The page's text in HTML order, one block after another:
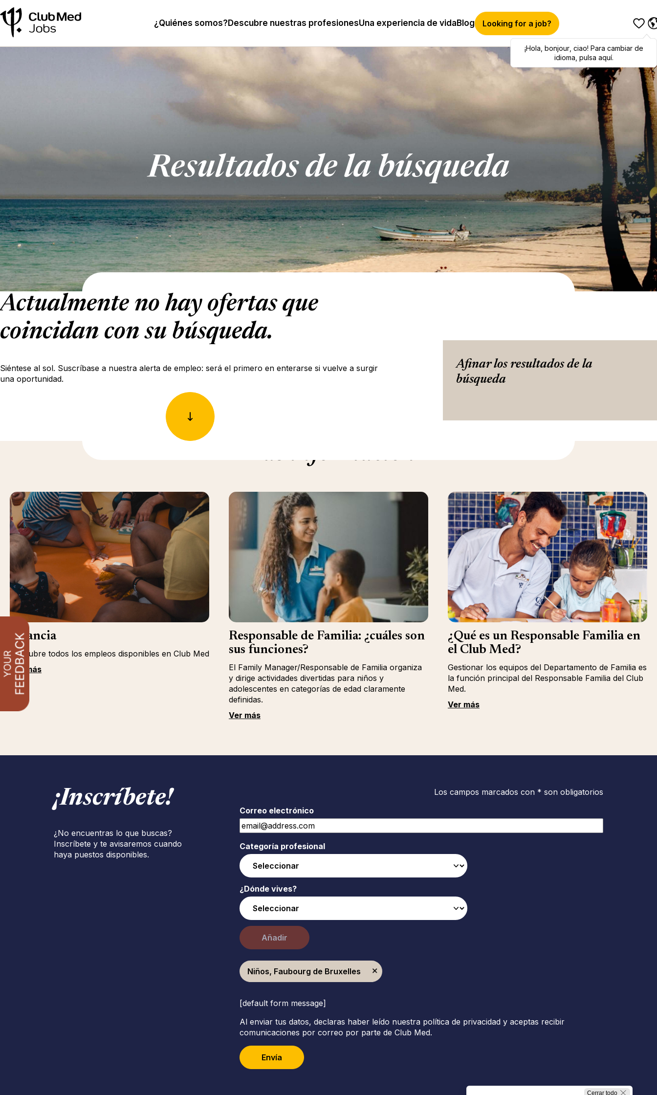
¿Quiénes somos? Descubre nuestras profesionesUna experiencia de vida Blog Looking for a job?
Hola,bonjour,ciao! To switch
languages, click here!
¡Hola bonjour, ciao! Para cambiar de
idioma, pulsa aquí.
Resultados de la búsqueda
Actualmente no hay ofertas que
coincidan con su búsqueda.
Siéntese al sol. Suscríbase a nuestra alerta de empleo: será el primero en enterarse si vuelve a surgir
una oportunidad.
Afinar los resultados de la
búsqueda
Más información
Infancia
Descubre todos los empleos disponibles en Club Med
Ver más
Responsable de Familia: ¿cuáles son
sus funciones?
El Family Manager/Responsable de Familia organiza
y dirige actividades divertidas para niños y
adolescentes en categorías de edad claramente
definidas.
Ver más
¿Qué es un Responsable Familia en
el Club Med?
Gestionar los equipos del Departamento de Familia es
la función principal del Responsable Familia del Club
Med.
Ver más
¡Inscríbete!
¿No encuentras lo que buscas?
Inscríbete y te avisaremos cuando
haya puestos disponibles.
Los campos marcados con * son obligatorios
Correo electrónico
Categoría profesional
¿Dónde vives?
Añadir
Niños, Faubourg de Bruxelles
[default form message]
Al enviar tus datos, declaras haber leído nuestra política de privacidad y aceptas recibir
comunicaciones por correo por parte de Club Med.
Envía
Cerrar todo